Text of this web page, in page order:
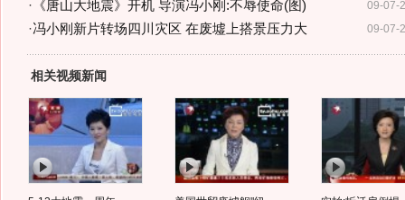
09-07-
· 《唐山大地震》开机 导演冯小刚:不辱使命(图)
09-07-
·冯小刚新片转场四川灾区 在废墟上搭景压力大
相关视频新闻